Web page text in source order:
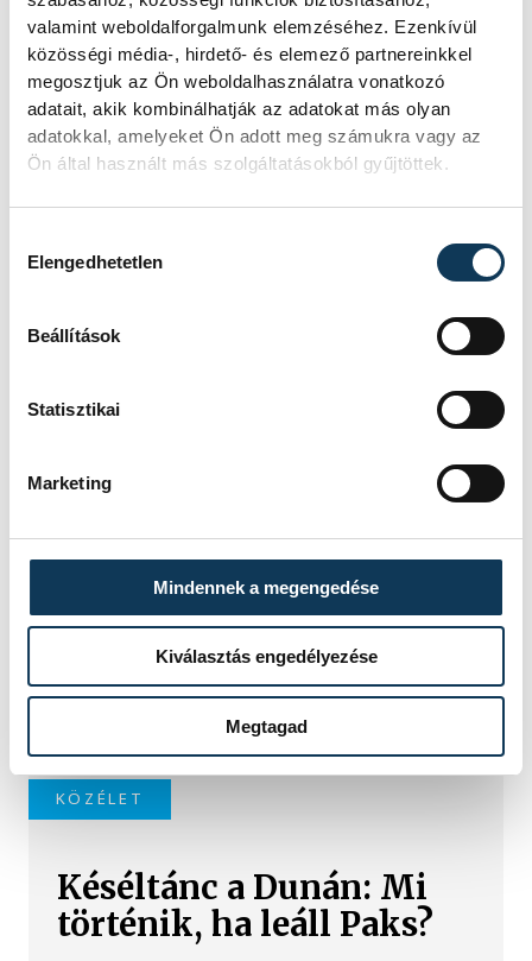
valamint weboldalforgalmunk elemzéséhez. Ezenkívül
közösségi média-, hirdető- és elemező partnereinkkel
megosztjuk az Ön weboldalhasználatra vonatkozó
adatait, akik kombinálhatják az adatokat más olyan
adatokkal, amelyeket Ön adott meg számukra vagy az
Ön által használt más szolgáltatásokból gyűjtöttek.
Elengedhetetlen
Beállítások
Statisztikai
Marketing
Mindennek a megengedése
Kiválasztás engedélyezése
Megtagad
KÖZÉLET
Sorra kerülnek elő
alacsony Dunából
A folyó rekordalacsony vízállása miatt
egy csaknem komplett, II.
világháborús német DKW NZ 350-1
motorkerékpárbukkant elő a
Batthyány téri rakpart sziklái alól,
máshol pedig egy közel féltonnás brit
akna került elő.
KÖZÉLET
Késéltánc a Dunán: Mi
történik, ha leáll Paks?